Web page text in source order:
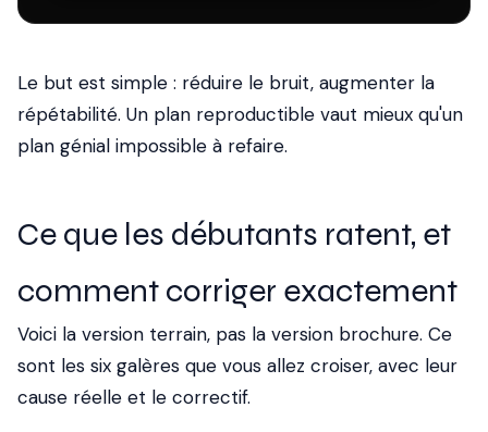
Le but est simple : réduire le bruit, augmenter la
répétabilité. Un plan reproductible vaut mieux qu'un
plan génial impossible à refaire.
Ce que les débutants ratent, et
comment corriger exactement
Voici la version terrain, pas la version brochure. Ce
sont les six galères que vous allez croiser, avec leur
cause réelle et le correctif.